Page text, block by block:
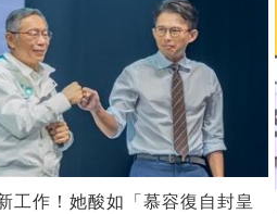
工作！她酸如「慕容復自封皇